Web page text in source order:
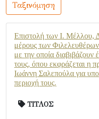
Ταξινόμηση
Επιστολή των Ι. Μέλλου,
μέρους των
με την οποία διαβιβάζουν
τους, όπου εκφράζεται η
Ιωάννη Σαλεπούλα για
περιοχή τους.
ΤΙΤΛΟΣ